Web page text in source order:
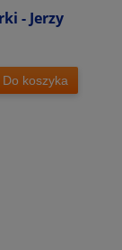
- Jerzy
Do koszyka